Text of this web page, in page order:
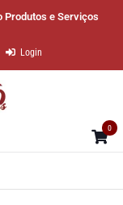
Produtos e Serviços
Login
0